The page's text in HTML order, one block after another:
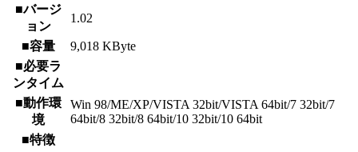
■バージ
ョン
1.02
■容量
9,018 KByte
■必要ラ
ンタイム
■動作環
境
Win 98/ME/XP/VISTA 32bit/VISTA 64bit/7 32bit/7
64bit/8 32bit/8 64bit/10 32bit/10 64bit
■特徴